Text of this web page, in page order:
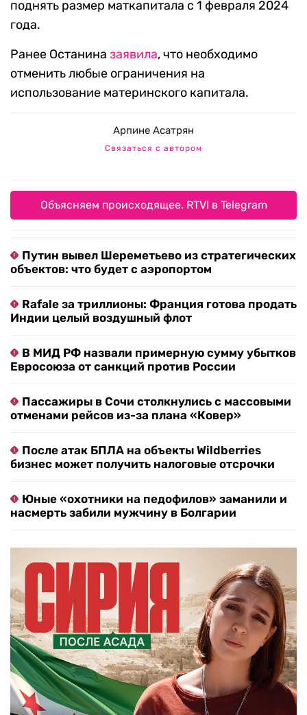
поднять размер маткапитала с 1 февраля 2024
года.
Ранее Останина заявила, что необходимо
отменить любые ограничения на
использование материнского капитала.
Арпине Асатрян
Связаться с автором
Объясняем происходящее. RTVI в Telegram
Путин вывел Шереметьево из стратегических
объектов: что будет с аэропортом
Rafale за триллионы: Франция готова продать
Индии целый воздушный флот
В МИД РФ назвали примерную сумму убытков
Евросоюза от санкций против России
Пассажиры в Сочи столкнулись с массовыми
отменами рейсов из-за плана «Ковер»
После атак БПЛА на объекты Wildberries
бизнес может получить налоговые отсрочки
Юные «охотники на педофилов» заманили и
насмерть забили мужчину в Болгарии